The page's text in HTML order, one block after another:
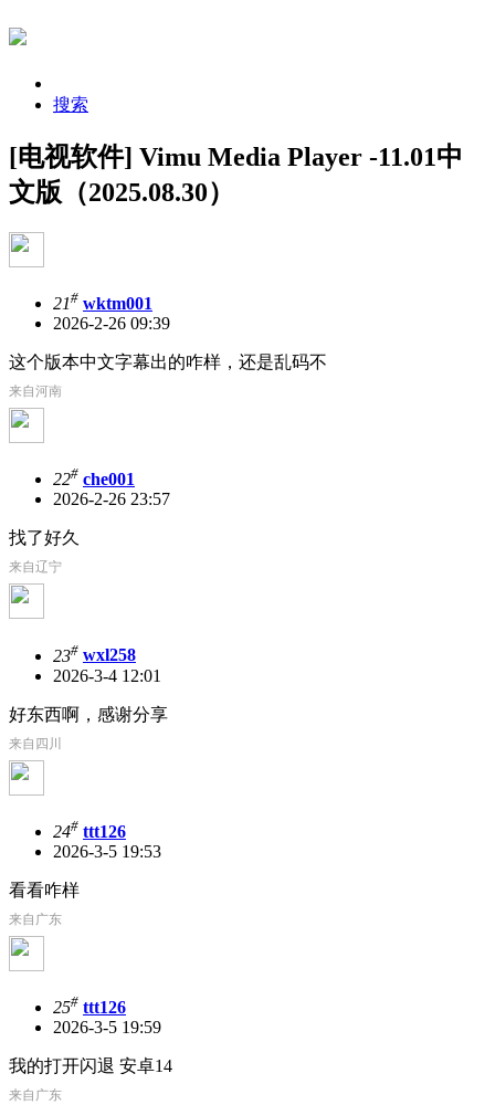
搜索
[电视软件] Vimu Media Player -11.01中
文版（2025.08.30）
21# wktm001
2026-2-26 09:39
这个版本中文字幕出的咋样，还是乱码不
来自河南
22# che001
2026-2-26 23:57
找了好久
来自辽宁
23# wxl258
2026-3-4 12:01
好东西啊，感谢分享
来自四川
24# ttt126
2026-3-5 19:53
看看咋样
来自广东
25# ttt126
2026-3-5 19:59
我的打开闪退 安卓14
来自广东